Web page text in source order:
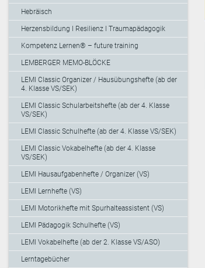
Hebräisch
Herzensbildung I Resilienz I Traumapädagogik
Kompetenz Lernen® – future training
LEMBERGER MEMO-BLÖCKE
LEMI Classic Organizer / Hausübungshefte (ab der
4. Klasse VS/SEK)
LEMI Classic Schularbeitshefte (ab der 4. Klasse
VS/SEK)
LEMI Classic Schulhefte (ab der 4. Klasse VS/SEK)
LEMI Classic Vokabelhefte (ab der 4. Klasse
VS/SEK)
LEMI Hausaufgabenhefte / Organizer (VS)
LEMI Lernhefte (VS)
LEMI Motorikhefte mit Spurhalteassistent (VS)
LEMI Pädagogik Schulhefte (VS)
LEMI Vokabelhefte (ab der 2. Klasse VS/ASO)
Lerntagebücher